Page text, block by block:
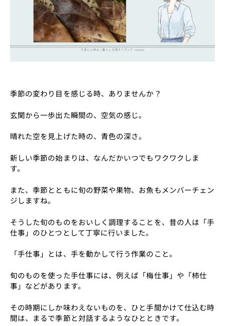
季節の変わり目を感じる時、ありませんか？
玄関から一歩出た瞬間の、空気の感じ。
晴れた空を見上げた時の、青色の深さ。
新しい季節の始まりは、なんだかいつでもワクワクしま
す。
また、季節とともに旬の野菜や果物、お魚もメンバーチェン
ジしますね。
そうした旬のものをおいしく調理することを、昔の人は「手
仕事」のひとつとして丁寧に行いました。
「手仕事」とは、手を動かして行う作業のこと。
旬のものを使った手仕事には、例えば「梅仕事」や「柿仕
事」などがあります。
その時期にしか味わえないものを、ひと手間かけて仕込む時
間は、まるで季節と対話するようなひとときです。